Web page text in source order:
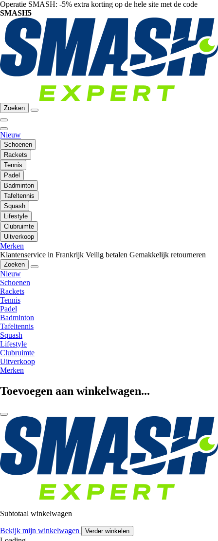
Operatie SMASH: -5% extra korting op de hele site met de code
SMASH5
Zoeken
Nieuw
Schoenen
Rackets
Tennis
Padel
Badminton
Tafeltennis
Squash
Lifestyle
Clubruimte
Uitverkoop
Merken
Klantenservice in Frankrijk Veilig betalen Gemakkelijk retourneren
Zoeken
Nieuw
Schoenen
Rackets
Tennis
Padel
Badminton
Tafeltennis
Squash
Lifestyle
Clubruimte
Uitverkoop
Merken
Toevoegen aan winkelwagen...
Subtotaal winkelwagen
Bekijk mijn winkelwagen Verder winkelen